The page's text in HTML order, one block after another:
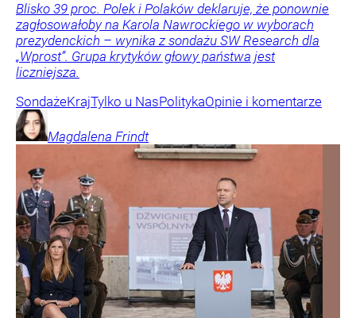
Blisko 39 proc. Polek i Polaków deklaruje, że ponownie
zagłosowałoby na Karola Nawrockiego w wyborach
prezydenckich – wynika z sondażu SW Research dla
„Wprost”. Grupa krytyków głowy państwa jest
liczniejsza.
SondażeKrajTylko u NasPolitykaOpinie i komentarze
Magdalena Frindt